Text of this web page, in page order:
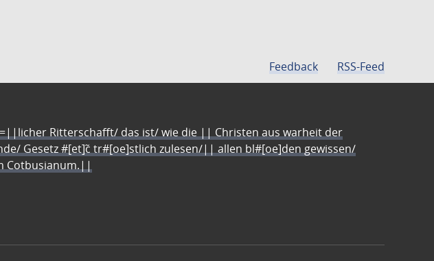
Feedback RSS-Feed
Ritterschafft/ das ist/ wie die || Christen aus warheit der
Gesetz #[et]c̃ tr#[oe]stlich zulesen/|| allen bl#[oe]den gewissen/
Cotbusianum.||